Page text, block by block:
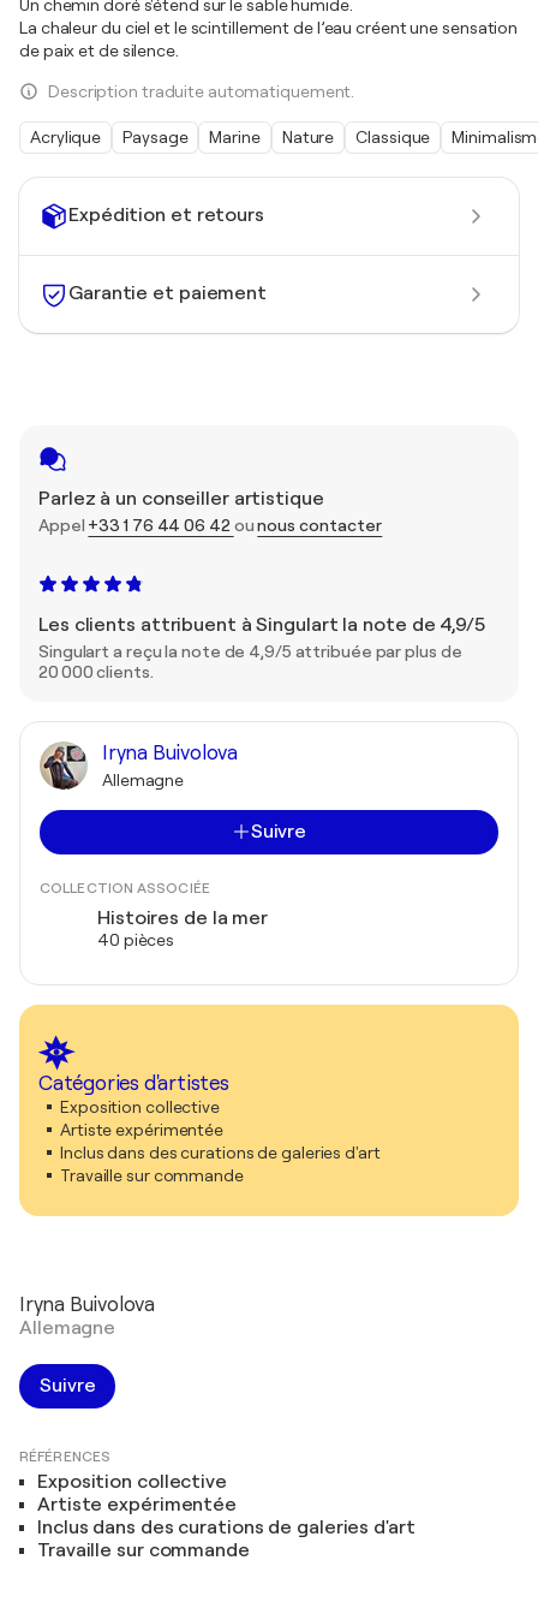
Expédition et retours
Garantie et paiement
Parlez à un conseiller artistique
Appel +33 1 76 44 06 42 ounous contacter
Les clients attribuent à Singulart la note de 4,9/5
Singulart a reçu la note de 4,9/5 attribuée par plus de
20 000 clients.
Iryna Buivolova
Allemagne
Suivre
COLLECTION ASSOCIÉE
Histoires de la mer
40 pièces
Catégories d'artistes
Exposition collective
Artiste expérimentée
Inclus dans des curations de galeries d'art
Travaille sur commande
Un chemin doré s'étend sur le sable humide.
La chaleur du ciel et le scintillement de l’eau créent une sensation
de paix et de silence.
Description traduite automatiquement.
Acrylique Paysage Marine Nature Classique
Iryna Buivolova
Allemagne
Suivre
RÉFÉRENCES
Exposition collective
Artiste expérimentée
Inclus dans des curations de galeries d'art
Travaille sur commande